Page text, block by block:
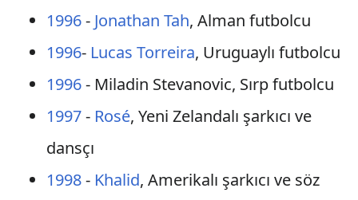
1996- Jonathan Tah, Alman futbolcu
1996- Lucas Torreira, Uruguaylı futbolcu
1996- Miladin Stevanovic, Sırp futbolcu
1997- Rosé, Yeni Zelandalı şarkıcı ve
dansçı
1998- Khalid, Amerikalı şarkıcı ve söz